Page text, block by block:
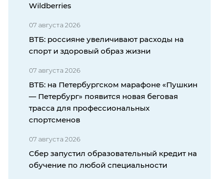
Wildberries
07 августа 2026
ВТБ: россияне увеличивают расходы на
спорт и здоровый образ жизни
07 августа 2026
ВТБ: на Петербургском марафоне «Пушкин
— Петербург» появится новая беговая
трасса для профессиональных
спортсменов
07 августа 2026
Сбер запустил образовательный кредит на
обучение по любой специальности